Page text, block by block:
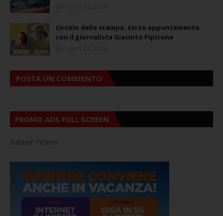
Circolo della stampa, terzo appuntamento
con il giornalista Giacinto Pipitone
POSTA UN COMMENTO
PROMO ADS FULL SCREEN
Banner Promo